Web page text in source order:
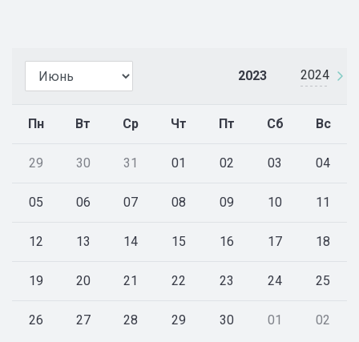
2023 2024
Пн Вт Ср Чт Пт Сб Вс
29 30 31 01 02 03 04
05 06 07 08 09 10 11
12 13 14 15 16 17 18
19 20 21 22 23 24 25
26 27 28 29 30 01 02